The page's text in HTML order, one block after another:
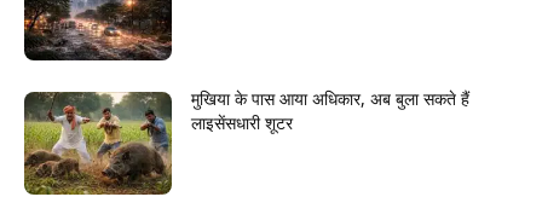
मुखिया के पास आया अधिकार, अब बुला सकते हैं
लाइसेंसधारी शूटर